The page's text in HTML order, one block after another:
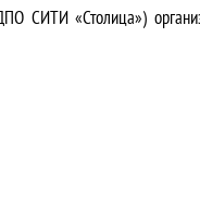
СИТИ «Столица»)